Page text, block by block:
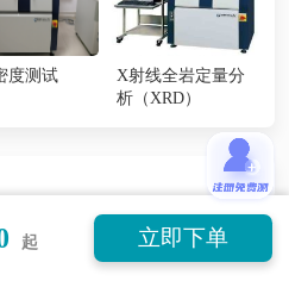
起 立即下单
度测试
X射线全岩定量分
析（XRD）
对物质在中红外波段响应